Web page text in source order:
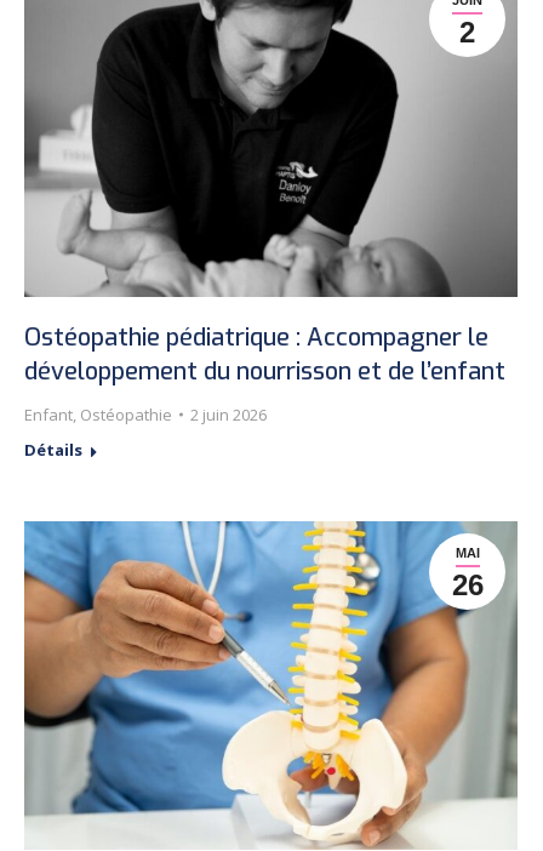
2
Ostéopathie pédiatrique : Accompagner le
développement du nourrisson et de l’enfant
Enfant, Ostéopathie
2 juin 2026
Détails
MAI
26